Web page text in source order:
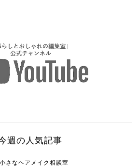
週の人気記事
小さなヘアメイク相談室